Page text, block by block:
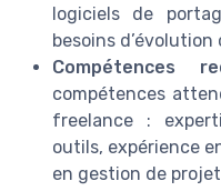
logiciels de
besoins
Compétences
compétences
freelance :
outils, expérience
en gestion de